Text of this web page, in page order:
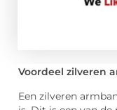
Voordeel zilveren
Een zilveren